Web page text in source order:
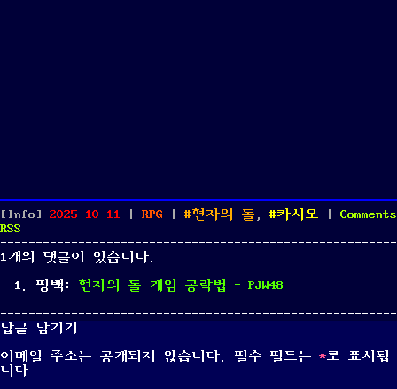
[Info] Posted
2025-10-11 Categories
RPG Tags
현자의 돌 , 카시오
Comments
RSS
1개의 댓글이 있습니다.
핑백: 현자의 돌 게임 공략법 - PJW48
답글 남기기
이메일 주소는 공개되지 않습니다.
필수 필드는 *로 표시됩
니다